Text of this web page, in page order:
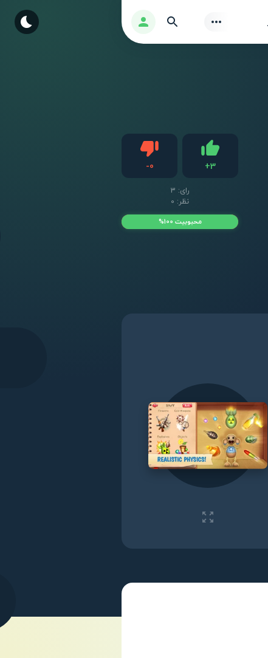
ورود Find
+3
لایک
-0دیس لایک
رای: 3
نظر: 0
محبوبیت 100%